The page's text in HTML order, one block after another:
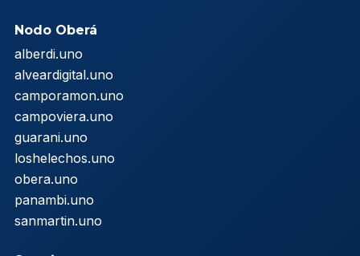
Nodo Oberá
alberdi.uno
alveardigital.uno
camporamon.uno
campoviera.uno
guarani.uno
loshelechos.uno
obera.uno
panambi.uno
sanmartin.uno